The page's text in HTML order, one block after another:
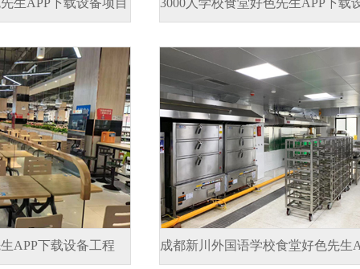
生APP下载设备项目 3000人学校食堂好色先生APP下载
APP下载设备工程 成都新川外国语学校食堂好色先生